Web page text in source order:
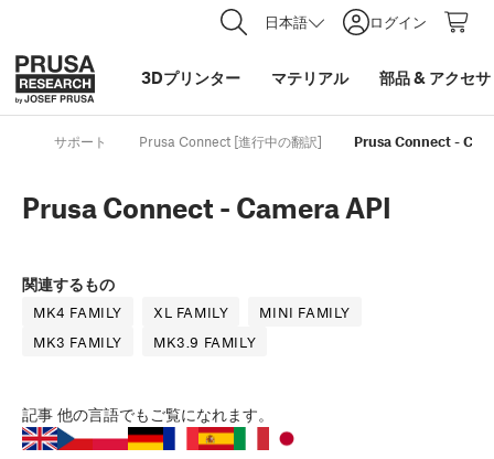
日本語 ログイン
3Dプリンター マテリアル 部品& アクセ
サポート Prusa Connect [進行中の翻訳] Prusa Connect -
Prusa Connect - Camera API
関連するもの
MK4 FAMILY XL FAMILY
MINI FAMILY
MK3 FAMILY
MK3.9 FAMILY
記事 他の言語でもご覧になれます。